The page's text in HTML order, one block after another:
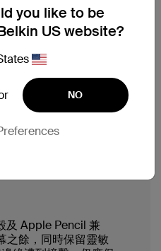
you like to be
US website?
NO
玻璃。
的原有螢幕，確保
常的刮痕和磨損。
及 Apple Pencil 兼
之餘，同時保留靈敏